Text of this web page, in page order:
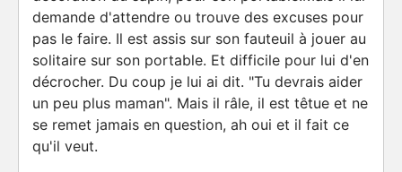
demande d'attendre ou trouve des excuses pour
pas le faire. Il est assis sur son fauteuil à jouer au
solitaire sur son portable. Et difficile pour lui d'en
décrocher. Du coup je lui ai dit. "Tu devrais aider
un peu plus maman". Mais il râle, il est têtue et ne
se remet jamais en question, ah oui et il fait ce
qu'il veut.